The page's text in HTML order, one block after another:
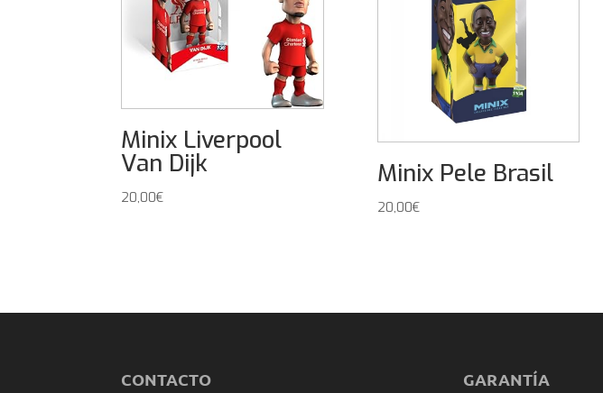
Minix Liverpool
Van Dijk
20,00€
Minix Pele Brasil
20,00€
CONTACTO GARANTÍA